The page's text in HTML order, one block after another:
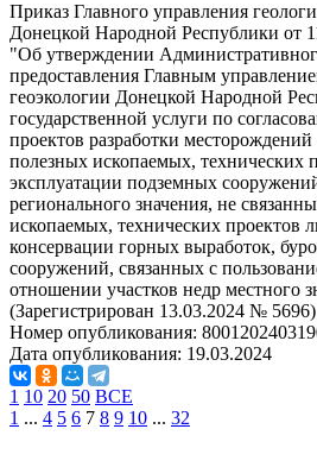
Приказ Главного управления
Донецкой Народной Республики от
"Об утверждении
предоставления Главным
геоэкологии Донецкой Народной
государственной услуги по
проектов разработки
полезных ископаемых, технических
эксплуатации подземных
регионального значения, не
ископаемых, технических проектов
консервации горных выработок,
сооружений, связанных с
отношении участков недр местного
(Зарегистрирован 13.03.2024 № 5696)
Номер опубликования:
Дата опубликования: 19.03.2024
1 10 20 50 ВСЕ
1 ... 4 5 6 7 8 9 10 ... 32